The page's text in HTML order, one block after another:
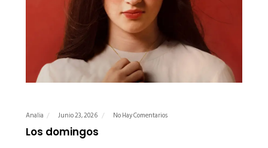
Analia Junio 23, 2026 No Hay Comentarios
Los domingos